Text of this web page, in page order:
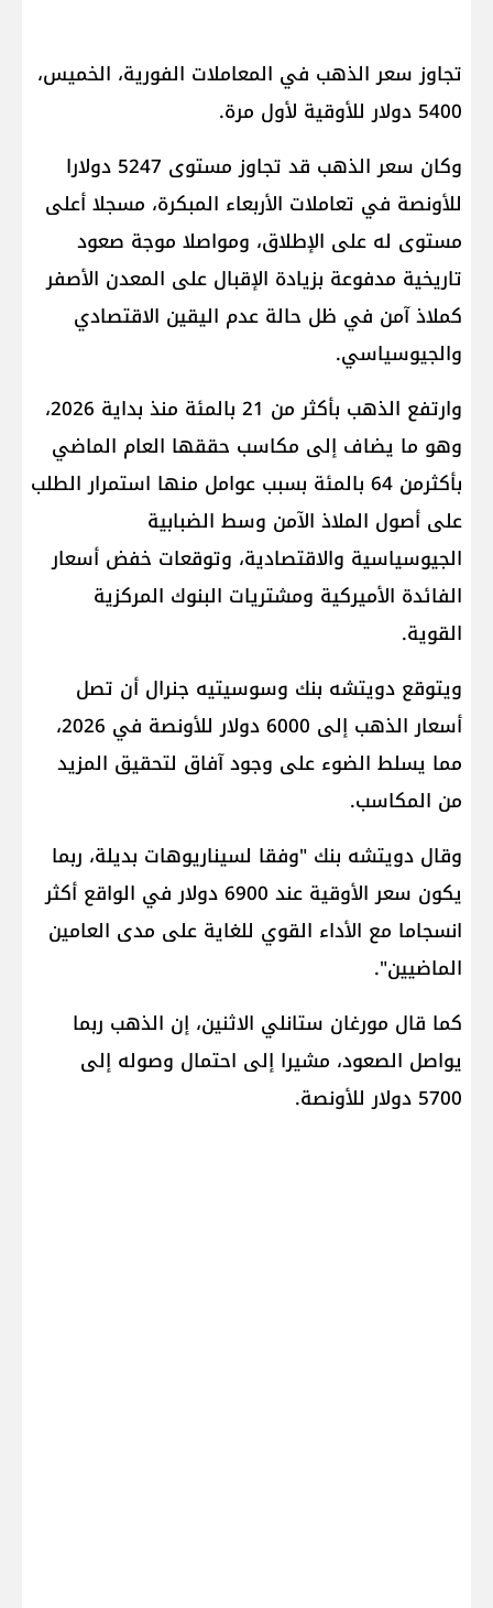
تجاوز سعر الذهب في المعاملات الفورية، الخميس،
5400 دولار للأوقية لأول مرة.
وكان سعر الذهب قد تجاوز مستوى 5247 دولارا
للأونصة في تعاملات الأربعاء المبكرة، مسجلا أعلى
مستوى له على الإطلاق، ومواصلا موجة صعود
تاريخية مدفوعة بزيادة الإقبال على المعدن الأصفر
كملاذ آمن في ظل حالة عدم اليقين الاقتصادي
والجيوسياسي.
وارتفع الذهب بأكثر من 21 بالمئة منذ بداية 2026،
وهو ما يضاف إلى مكاسب حققها العام الماضي
بأكثرمن 64 بالمئة بسبب عوامل منها استمرار الطلب
على أصول الملاذ الآمن وسط الضبابية
الجيوسياسية والاقتصادية، وتوقعات خفض أسعار
الفائدة الأميركية ومشتريات البنوك المركزية
القوية.
ويتوقع دويتشه بنك وسوسيتيه جنرال أن تصل
أسعار الذهب إلى 6000 دولار للأونصة في 2026،
مما يسلط الضوء على وجود آفاق لتحقيق المزيد
من المكاسب.
وقال دويتشه بنك "وفقا لسيناريوهات بديلة، ربما
يكون سعر الأوقية عند 6900 دولار في الواقع أكثر
انسجاما مع الأداء القوي للغاية على مدى العامين
الماضيين".
كما قال مورغان ستانلي الاثنين، إن الذهب ربما
يواصل الصعود، مشيرا إلى احتمال وصوله إلى
5700 دولار للأونصة.